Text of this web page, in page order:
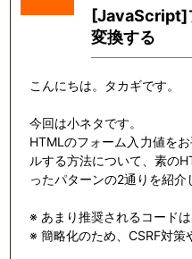
[JavaScript]
変換する
こんにちは。タカギです。
今回は小ネタです。
HTMLのフォーム入力値を
ルする方法について、素の
ったパターンの2通りを紹介
※ あまり推奨されるコード
※ 簡略化のため、CSRF対策